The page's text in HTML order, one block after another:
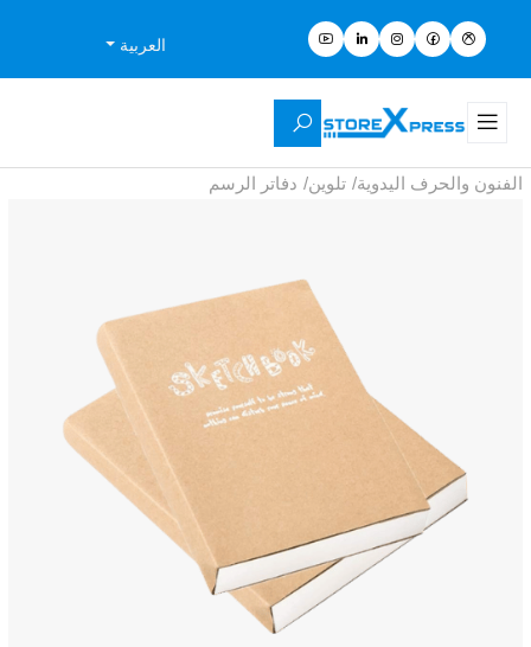
العربية
الفنون والحرف اليدوية/ تلوين/ دفاتر الرسم